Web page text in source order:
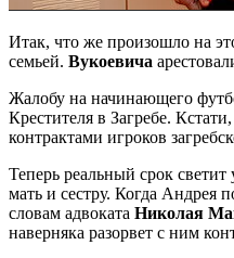
Итак, что же произошло на
семьей. Вукоевича
Жалобу на начинающего
Крестителя в Загребе.
контрактами игроков
Теперь реальный срок
мать и сестру. Когда Андрея
словам адвоката Николая
наверняка разорвет с ним